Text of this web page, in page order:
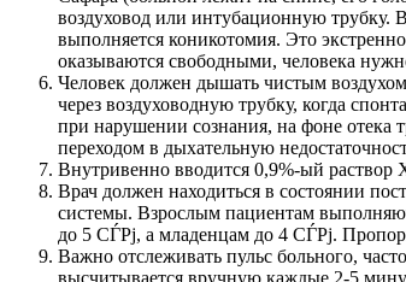
воздуховод или интубационную трубку.
выполняется коникотомия. Это
оказываются свободными, человека
Человек должен дышать чистым
через воздуховодную трубку, когда
при нарушении сознания, на фоне отека
переходом в дыхательную
Внутривенно вводится 0,9%-ый раствор
Врач должен находиться в состоянии
системы. Взрослым пациентам
до 5 СЃРј, а младенцам до 4 СЃРј.
Важно отслеживать пульс больного,
высчитывается вручную каждые 2-5